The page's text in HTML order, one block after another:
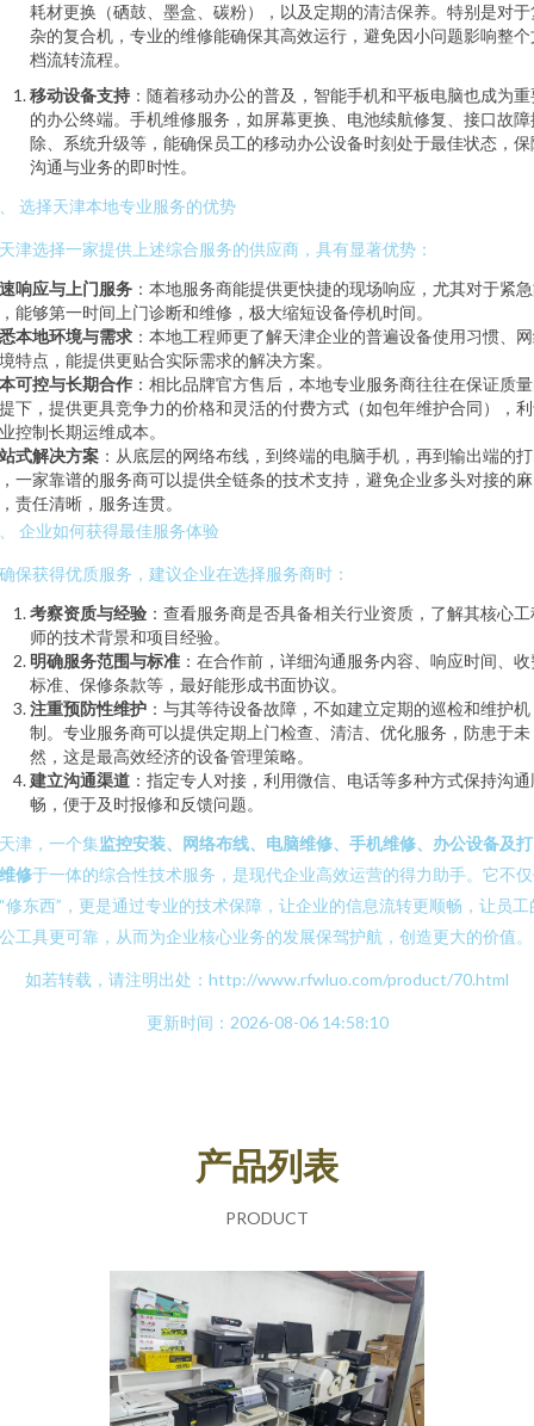
耗材更换（硒鼓、墨盒、碳粉），以及定期的清洁保养。特别是对于
杂的复合机，专业的维修能确保其高效运行，避免因小问题影响整个
档流转流程。
移动设备支持 ：随着移动办公的普及，智能手机和平板电脑也成为重
的办公终端。手机维修服务，如屏幕更换、电池续航修复、接口故障
除、系统升级等，能确保员工的移动办公设备时刻处于最佳状态，保
沟通与业务的即时性。
选择天津本地专业服务的优势
津选择一家提供上述综合服务的供应商，具有显著优势：
响应与上门服务 ：本地服务商能提供更快捷的现场响应，尤其对于紧
能够第一时间上门诊断和维修，极大缩短设备停机时间。
本地环境与需求 ：本地工程师更了解天津企业的普遍设备使用习惯、
特点，能提供更贴合实际需求的解决方案。
可控与长期合作 ：相比品牌官方售后，本地专业服务商往往在保证质
下，提供更具竞争力的价格和灵活的付费方式（如包年维护合同），
控制长期运维成本。
式解决方案 ：从底层的网络布线，到终端的电脑手机，再到输出端的
一家靠谱的服务商可以提供全链条的技术支持，避免企业多头对接的麻
责任清晰，服务连贯。
企业如何获得最佳服务体验
保获得优质服务，建议企业在选择服务商时：
考察资质与经验 ：查看服务商是否具备相关行业资质，了解其核心工
师的技术背景和项目经验。
明确服务范围与标准 ：在合作前，详细沟通服务内容、响应时间、
标准、保修条款等，最好能形成书面协议。
注重预防性维护 ：与其等待设备故障，不如建立定期的巡检和维护机
制。专业服务商可以提供定期上门检查、清洁、优化服务，防患于未
然，这是最高效经济的设备管理策略。
建立沟通渠道 ：指定专人对接，利用微信、电话等多种方式保持沟通
畅，便于及时报修和反馈问题。
津，一个集监控安装、网络布线、电脑维修、手机维修、办公设备及
修于一体的综合性技术服务，是现代企业高效运营的得力助手。它不
修东西”，更是通过专业的技术保障，让企业的信息流转更顺畅，让员工
工具更可靠，从而为企业核心业务的发展保驾护航，创造更大的价值。
如若转载，请注明出处：http://www.rfwluo.com/product/70.html
更新时间：2026-08-06 14:58:10
产品列表
PRODUCT